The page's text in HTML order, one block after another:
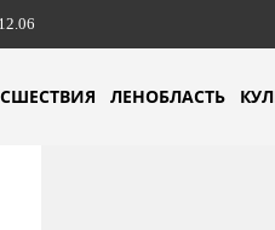
ЛЕНОБЛАСТЬ